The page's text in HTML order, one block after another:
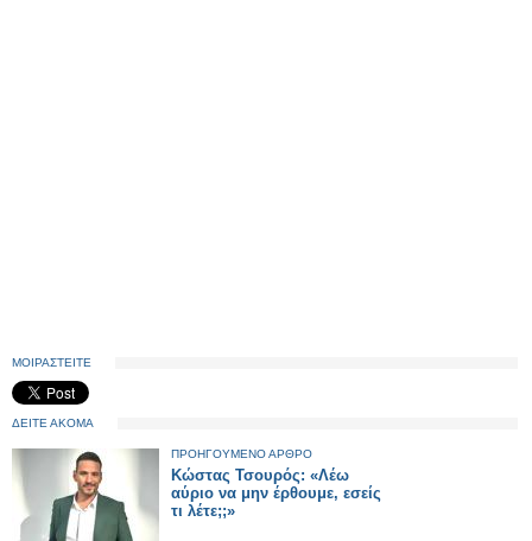
ΜΟΙΡΑΣΤΕΙΤΕ
ΔΕΙΤΕ ΑΚΟΜΑ
ΠΡΟΗΓΟΥΜΕΝΟ ΑΡΘΡΟ
Κώστας Τσουρός: «Λέω
αύριο να μην έρθουμε, εσείς
τι λέτε;;»